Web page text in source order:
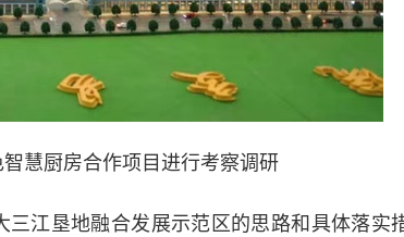
慧厨房合作项目进行考察调研
江垦地融合发展示范区的思路和具体落实